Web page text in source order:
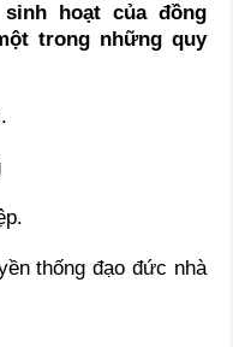
hoạt của đồng
trong những quy
thống đạo đức nhà